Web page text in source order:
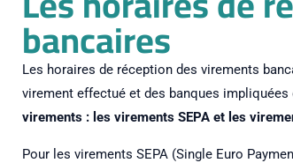
bancaires
Les horaires de réception des virements
virement effectué et des banques
virements : les virements SEPA et les
Pour les virements SEPA (Single Euro